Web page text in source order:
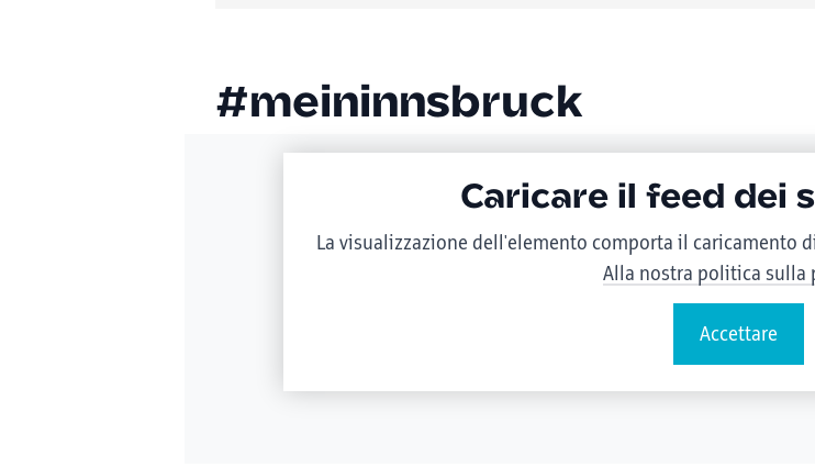
#meininnsbruck
Caricare il feed dei
La visualizzazione dell'elemento comporta il caricamento
Alla nostra politica sulla
Accettare